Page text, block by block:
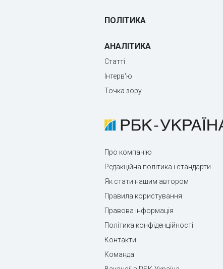
ПОЛІТИКА
АНАЛІТИКА
Статті
Інтерв'ю
Точка зору
Про компанію
Редакційна політика і стандарти
Як стати нашим автором
Правила користування
Правова інформація
Політика конфіденційності
Контакти
Команда